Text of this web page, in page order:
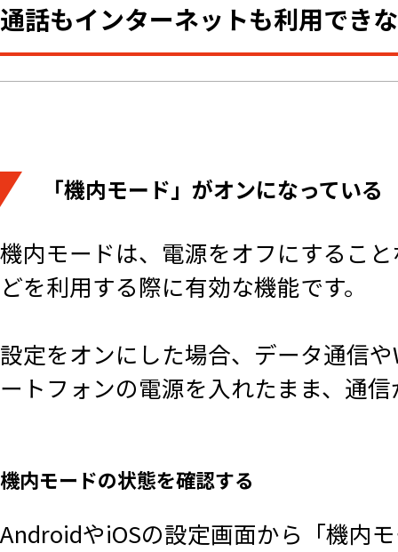
通話もインターネットも利用でき
「機内モード」がオンになっている
機内モードは、電源をオフにするこ
どを利用する際に有効な機能です。
設定をオンにした場合、データ通信
ートフォンの電源を入れたまま、通
機内モードの状態を確認する
AndroidやiOSの設定画面から「機内